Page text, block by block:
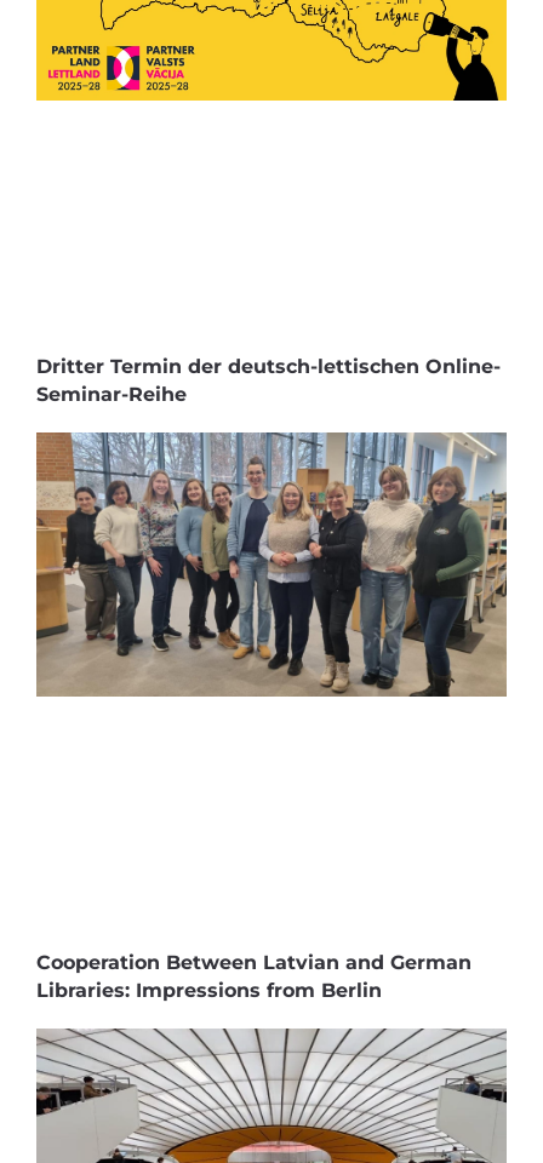
Dritter Termin der deutsch-lettischen Online-
Seminar-Reihe
Cooperation Between Latvian and German
Libraries: Impressions from Berlin